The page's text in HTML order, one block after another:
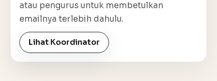
atau pengurus untuk membetulkan
emailnya terlebih dahulu.
Lihat Koordinator